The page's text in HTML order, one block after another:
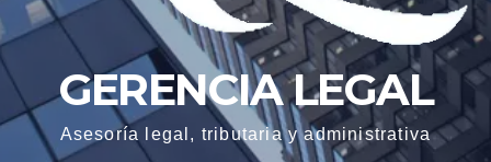
GERENCIA LEGAL
Asesoría legal, tributaria y administrativa